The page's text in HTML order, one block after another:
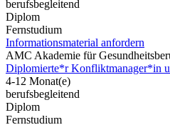
berufsbegleitend
Diplom
Fernstudium
Informationsmaterial anfordern
AMC Akademie für
Diplomierte*r Konfliktmanager*in
4-12 Monat(e)
berufsbegleitend
Diplom
Fernstudium